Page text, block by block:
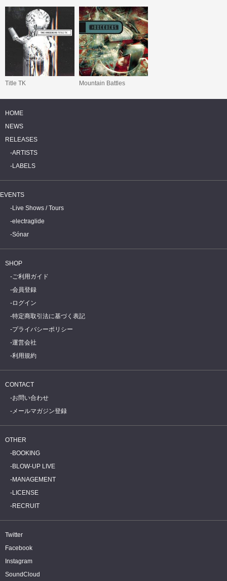
Title TK Mountain Battles
HOME
NEWS
RELEASES
ARTISTS
LABELS
EVENTS
Live Shows / Tours
electraglide
Sónar
SHOP
ご利用ガイド
会員登録
ログイン
特定商取引法に基づく表記
プライバシーポリシー
運営会社
利用規約
CONTACT
お問い合わせ
メールマガジン登録
OTHER
BOOKING
BLOW-UP LIVE
MANAGEMENT
LICENSE
RECRUIT
Twitter
Facebook
Instagram
SoundCloud